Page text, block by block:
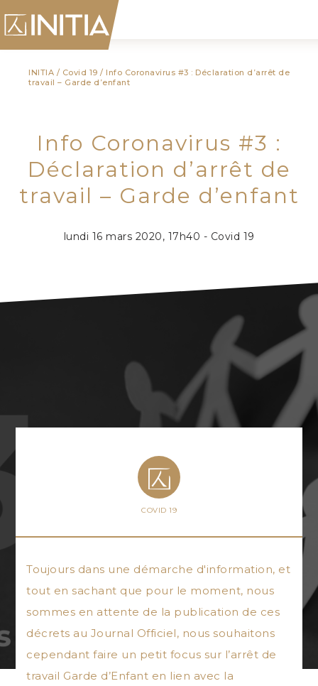
INITIA / Covid 19 / Info Coronavirus #3 : Déclaration d’arrêt de
travail – Garde d’enfant
Info Coronavirus #3 :
Déclaration d’arrêt de
travail – Garde d’enfant
lundi 16 mars 2020, 17h40 - Covid 19
COVID 19
Toujours dans une démarche d'information, et
tout en sachant que pour le moment, nous
sommes en attente de la publication de ces
décrets au Journal Officiel, nous souhaitons
cependant faire un petit focus sur l’arrêt de
travail Garde d’Enfant en lien avec la